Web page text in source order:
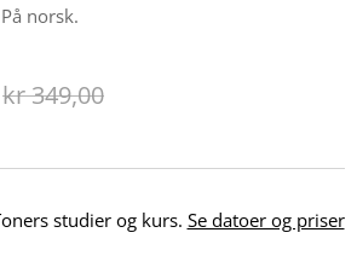
norsk.
kr349,00
studier og kurs. Se datoer og priser